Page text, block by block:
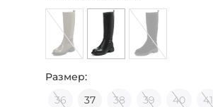
Размер:
36
37 38 39 40 41